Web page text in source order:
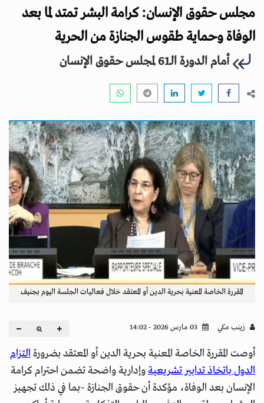
g
a
i
مجلس حقوق الإنسان: كرامة البشر تمتد لما بعد
الوفاة وحماية طقوس الجنازة من الحرية
أمام الدورة الـ61 لمجلس حقوق الإنسان
المقررة الخاصة المعنية بحرية الدين أو المعتقد خلال فعاليات الجلسة اليوم بجنيف
زينب مكي
أوصت المقررة الخاصة المعنية بحرية الدين أو المعتقد بضرورةالتزام
الدول باتخاذ تدابير تشريعيةوإدارية واضحة تضمن احترام كرامة
الإنسان بعد الوفاة، مؤكدة أن حقوق الجنازة –بما في ذلك تجهيز